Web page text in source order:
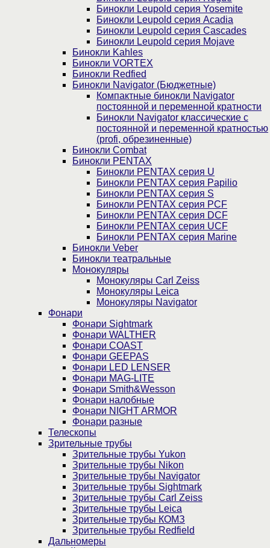
Бинокли Leupold серия Yosemite
Бинокли Leupold серия Acadia
Бинокли Leupold серия Cascades
Бинокли Leupold серия Mojave
Бинокли Kahles
Бинокли VORTEX
Бинокли Redfied
Бинокли Navigator (Бюджетные)
Компактные бинокли Navigator
постоянной и переменной кратности
Бинокли Navigator классические с
постоянной и переменной кратностью
(profi, обрезиненные)
Бинокли Combat
Бинокли PENTAX
Бинокли PENTAX серия U
Бинокли PENTAX серия Papilio
Бинокли PENTAX серия S
Бинокли PENTAX серия PCF
Бинокли PENTAX серия DCF
Бинокли PENTAX серия UCF
Бинокли PENTAX серия Marine
Бинокли Veber
Бинокли театральные
Монокуляры
Монокуляры Carl Zeiss
Монокуляры Leica
Монокуляры Navigator
Фонари
Фонари Sightmark
Фонари WALTHER
Фонари COAST
Фонари GEEPAS
Фонари LED LENSER
Фонари MAG-LITE
Фонари Smith&Wesson
Фонари налобные
Фонари NIGHT ARMOR
Фонари разные
Телескопы
Зрительные трубы
Зрительные трубы Yukon
Зрительные трубы Nikon
Зрительные трубы Navigator
Зрительные трубы Sightmark
Зрительные трубы Carl Zeiss
Зрительные трубы Leica
Зрительные трубы КОМЗ
Зрительные трубы Redfield
Дальномеры